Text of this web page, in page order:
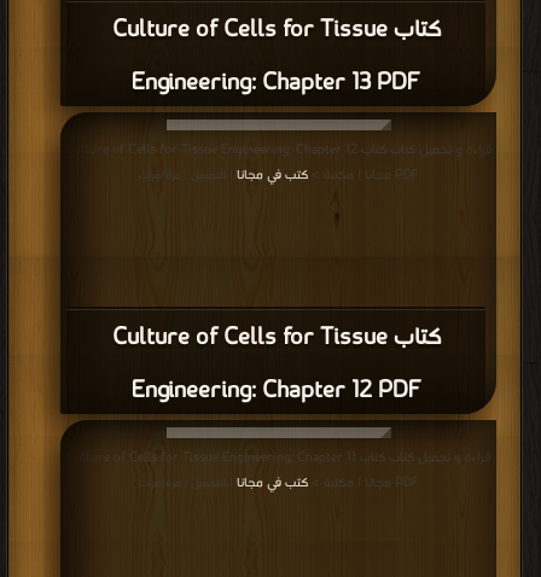
كتاب Culture of Cells for Tissue
Engineering: Chapter 13 PDF
كتاب Culture of Cells for Tissue
Engineering: Chapter 12 PDF
قراءة و تحميل كتاب كتاب Culture of Cells for Tissue Engineering: Chapter 12
PDF مجانا | مكتبة >
كتب في مجانا | التحميل : مرة/مرات
قراءة و تحميل كتاب كتاب Culture of Cells for Tissue Engineering: Chapter 11
PDF مجانا | مكتبة >
كتب في مجانا | التحميل : مرة/مرات